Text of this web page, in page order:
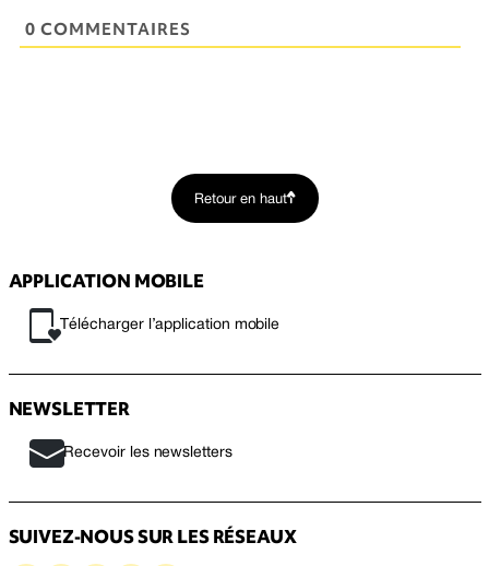
0 COMMENTAIRES
Retour en haut
APPLICATION MOBILE
Télécharger l’application mobile
NEWSLETTER
Recevoir les newsletters
SUIVEZ-NOUS SUR LES RÉSEAUX